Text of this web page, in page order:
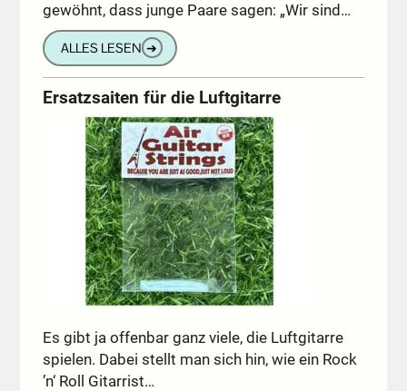
gewöhnt, dass junge Paare sagen: „Wir sind…
ALLES LESEN ➔
Ersatzsaiten für die Luftgitarre
Es gibt ja offenbar ganz viele, die Luftgitarre
spielen. Dabei stellt man sich hin, wie ein Rock
’n‘ Roll Gitarrist…